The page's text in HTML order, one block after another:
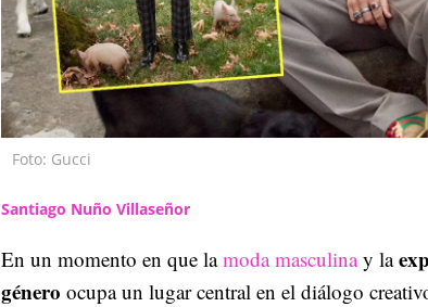
Foto: Gucci
Santiago Nuño Villaseñor
En un momento en que lamoda masculina y la
género ocupa un lugar central en el diálogo